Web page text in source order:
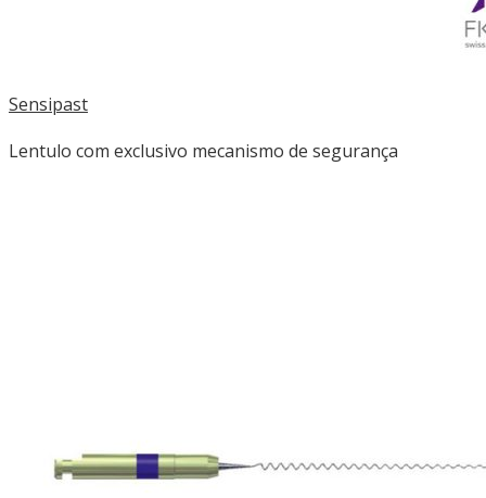
Sensipast
Lentulo com exclusivo mecanismo de segurança